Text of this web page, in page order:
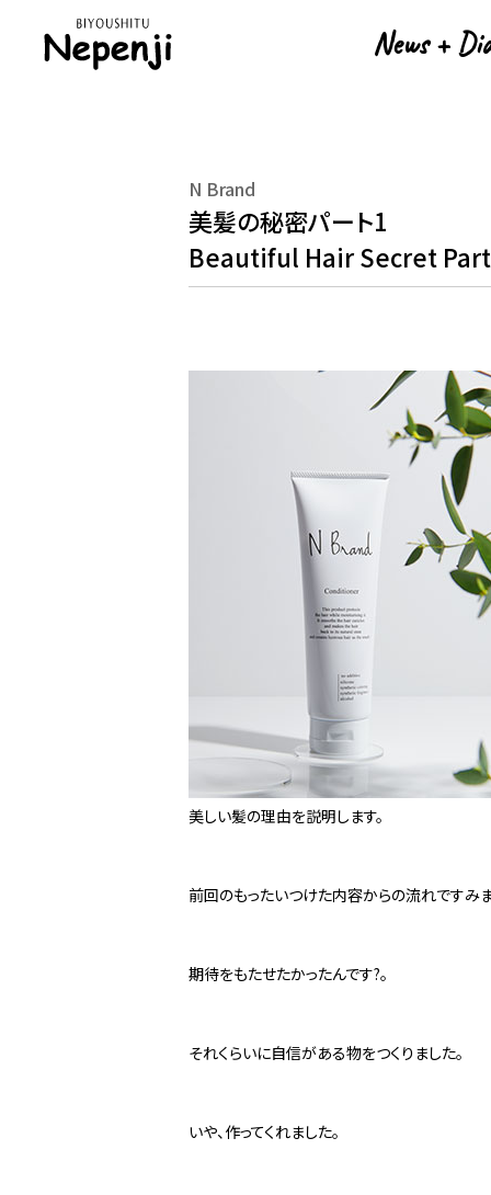
News +
News +
N Brand
美髪の秘密パート1
Beautiful Hair Secret
美しい髪の理由を説明します。
前回のもったいつけた内容からの流れですみ
期待をもたせたかったんです?。
それくらいに自信がある物をつくりました。
いや、作ってくれました。